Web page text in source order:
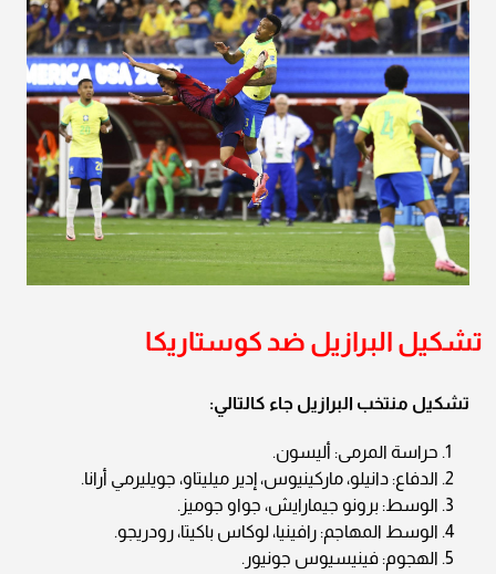
تشكيل البرازيل ضد كوستاريكا
تشكيل منتخب البرازيل جاء كالتالي:
حراسة المرمى: أليسون.
الدفاع: دانيلو، ماركينيوس، إدير ميليتاو، جويليرمي أرانا.
الوسط: برونو جيمارايش، جواو جوميز.
الوسط المهاجم: رافينيا، لوكاس باكيتا، رودريجو.
الهجوم: فينيسيوس جونيور.